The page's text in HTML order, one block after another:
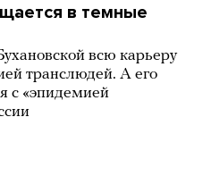
в темные
всю карьеру
транслюдей. А его
с «эпидемией